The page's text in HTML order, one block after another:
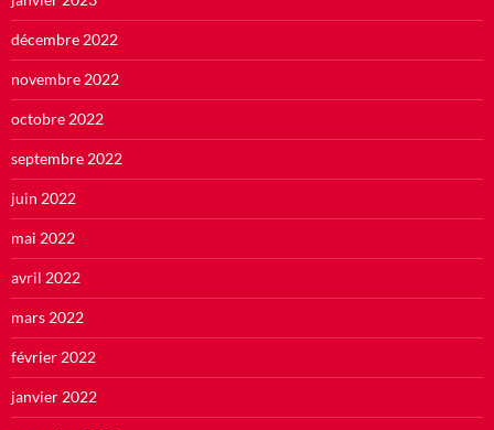
décembre 2022
novembre 2022
octobre 2022
septembre 2022
juin 2022
mai 2022
avril 2022
mars 2022
février 2022
janvier 2022